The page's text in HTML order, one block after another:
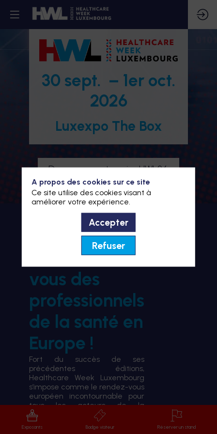
30 sept. – 1er oct.
2026
Luxexpo The Box
Devenez partenaire HWL26
Je m'inscris à HWL26
BIENVENUE À HWL26
le rendez-
vous des
professionnels
de la santé en
Europe !
Fort du succès de ses
précédentes éditions,
Healthcare Week Luxembourg
s’impose comme le rendez-vous
européen incontournable pour
tous les acteurs de la
transformation du système de
santé.
Exposants Badge visiteur Réserver un stand
A propos des cookies sur ce site
Ce site utilise des cookies visant à
améliorer votre expérience.
Accepter
Refuser